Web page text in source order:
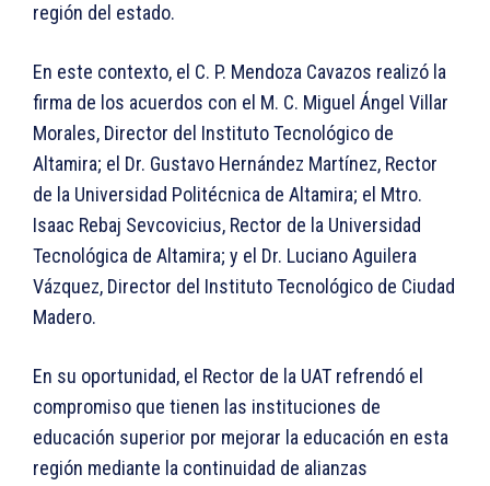
región del estado.
En este contexto, el C. P. Mendoza Cavazos realizó la
firma de los acuerdos con el M. C. Miguel Ángel Villar
Morales, Director del Instituto Tecnológico de
Altamira; el Dr. Gustavo Hernández Martínez, Rector
de la Universidad Politécnica de Altamira; el Mtro.
Isaac Rebaj Sevcovicius, Rector de la Universidad
Tecnológica de Altamira; y el Dr. Luciano Aguilera
Vázquez, Director del Instituto Tecnológico de Ciudad
Madero.
En su oportunidad, el Rector de la UAT refrendó el
compromiso que tienen las instituciones de
educación superior por mejorar la educación en esta
región mediante la continuidad de alianzas